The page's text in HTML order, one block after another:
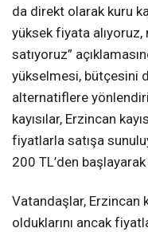
da direkt olarak kuru
yüksek fiyata
satıyoruz”
yükselmesi, bütçesini
alternatiflere
kayısılar, Erzincan
fiyatlarla satışa
200 TL’den
Vatandaşlar, Erzincan
olduklarını ancak